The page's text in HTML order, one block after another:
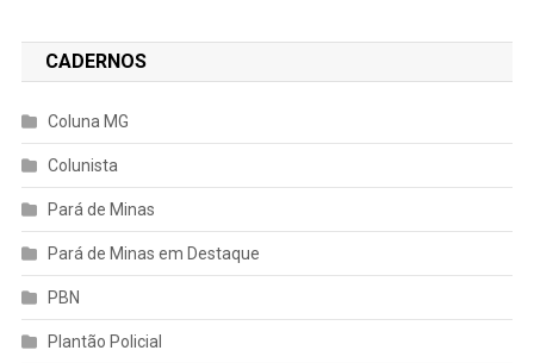
CADERNOS
Coluna MG
Colunista
Pará de Minas
Pará de Minas em Destaque
PBN
Plantão Policial